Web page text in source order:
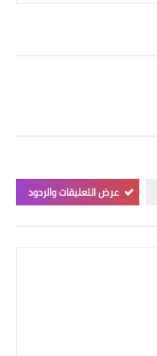
عرض التعليقات والردود